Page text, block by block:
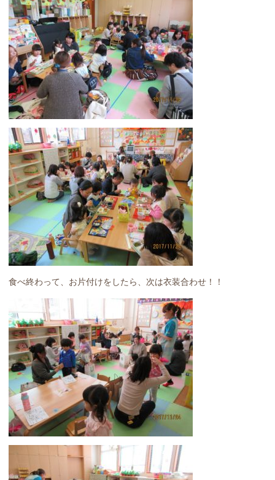
食べ終わって、お片付けをしたら、次は衣装合わせ！！